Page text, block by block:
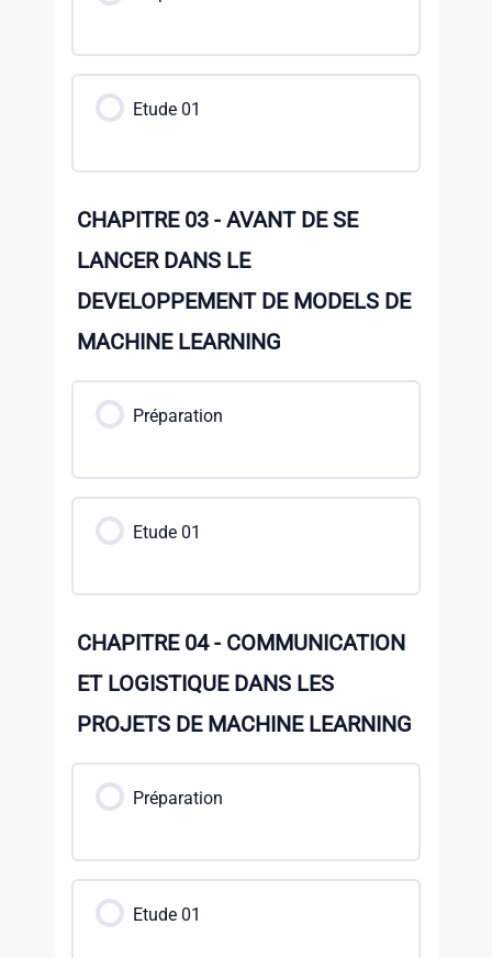
Etude 01
CHAPITRE 03 - AVANT DE SE
LANCER DANS LE
DEVELOPPEMENT DE MODELS DE
MACHINE LEARNING
Préparation
Etude 01
CHAPITRE 04 - COMMUNICATION
ET LOGISTIQUE DANS LES
PROJETS DE MACHINE LEARNING
Préparation
Etude 01